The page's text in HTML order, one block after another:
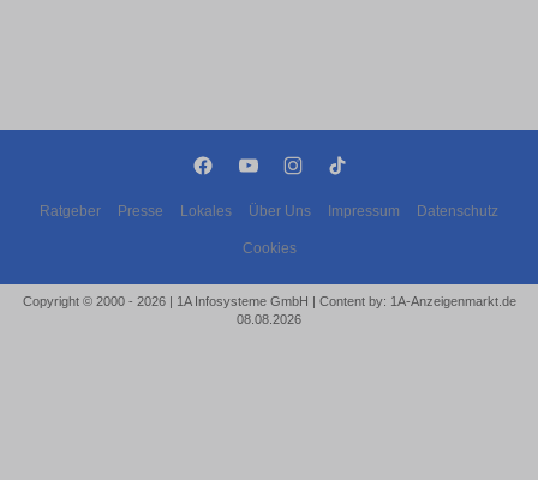
Ratgeber Presse Lokales Über Uns Impressum Datenschutz
Cookies
Copyright © 2000 - 2026 | 1A Infosysteme GmbH | Content by: 1A-Anzeigenmarkt.de
08.08.2026